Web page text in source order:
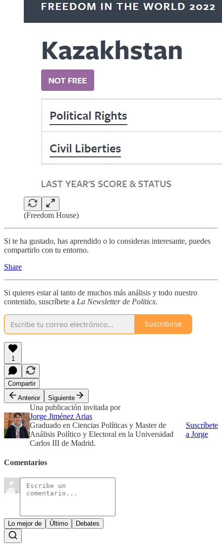
(Freedom House)
Si te ha gustado, has aprendido o lo consideras interesante, puedes
compartirlo con tu entorno.
Share
Si quieres estar al tanto de muchos más análisis y todo nuestro
contenido, suscríbete a La Newsletter de Politicx.
Suscribirse
1
Compartir
Anterior
Siguiente
Una publicación invitada por
Jorge Jiménez Arias
Graduado en Ciencias Políticas y Master de
Análisis Político y Electoral en la Universidad
Carlos III de Madrid.
Suscríbete
a Jorge
Comentarios
Lo mejor de Último Debates